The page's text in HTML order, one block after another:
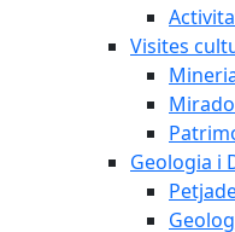
Visites
Geologia i